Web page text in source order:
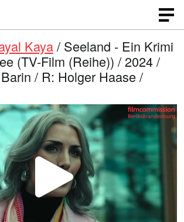
Kaya/ Seeland - Ein Krimi
(TV-Film (Reihe)) / 2024 /
/ R: Holger Haase /
V